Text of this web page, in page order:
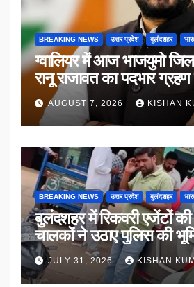
BREAKING NEWS उत्तर प्रदेश बुलंदशहर
ग्वालियर में आज भाजयुमो
रानू राजावत का पदभार ग्रहण
AUGUST 7, 2026 KISHAN
BREAKING NEWS उत्तर प्रदेश बुलंदशहर
बुलंदशहर में रिकवरी एजेंटों की दबंगई, वाहन
चालकों ने उठाए पुलिस की
JULY 31, 2026 KISHAN